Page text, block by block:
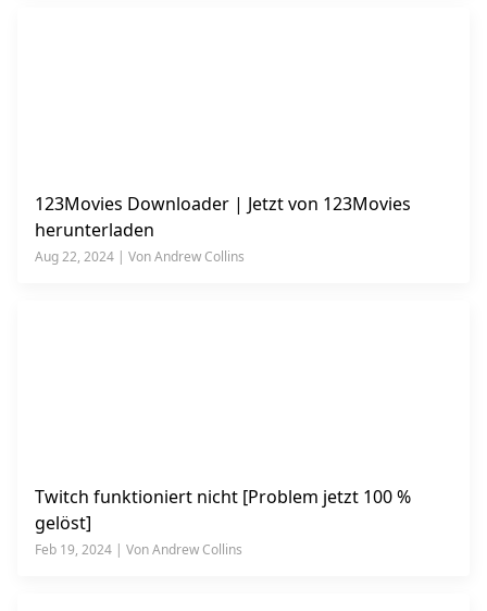
123Movies Downloader | Jetzt von 123Movies
herunterladen
Aug 22, 2024 | Von Andrew Collins
Twitch funktioniert nicht [Problem jetzt 100 %
gelöst]
Feb 19, 2024 | Von Andrew Collins